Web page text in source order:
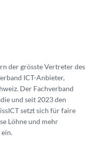
der grösste Vertreter des
ICT-Anbieter,
Der Fachverband
und seit 2023 den
setzt sich für faire
Löhne und mehr
ein.